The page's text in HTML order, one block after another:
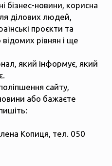
бізнес-новини, корисна
ділових людей,
проєкти та
рівнян і ще
який інформує, який
сайту,
новини або бажаєте
Копиця, тел. 050